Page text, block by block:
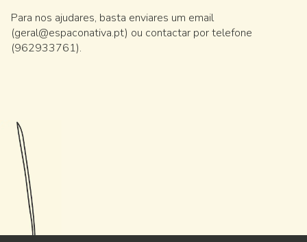
Para nos ajudares, basta enviares um email
(geral@espaconativa.pt) ou contactar por telefone
(962933761).